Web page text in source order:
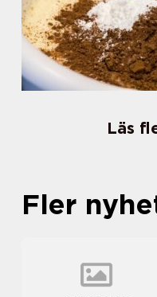
Läs
Fler